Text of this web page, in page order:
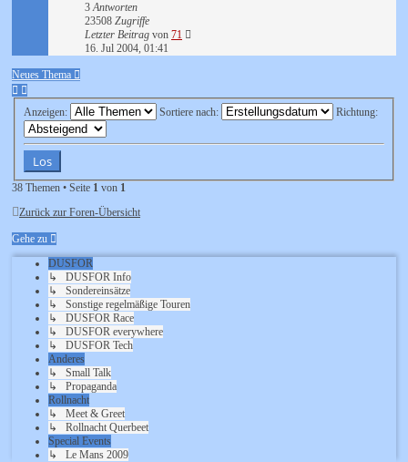
3Antworten
23508 Zugriffe
Letzter Beitrag von 71
16. Jul 2004, 01:41
Neues Thema
Anzeigen: Sortiere nach: Richtung:
38 Themen • Seite 1 von 1
Zurück zur Foren-Übersicht
Gehe zu
DUSFOR
↳ DUSFOR Info
↳ Sondereinsätze
↳ Sonstige regelmäßige Touren
↳ DUSFOR Race
↳ DUSFOR everywhere
↳ DUSFOR Tech
Anderes
↳ Small Talk
↳ Propaganda
Rollnacht
↳ Meet & Greet
↳ Rollnacht Querbeet
Special Events
↳ Le Mans 2009